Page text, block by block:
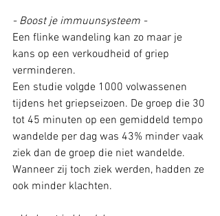
- Boost je immuunsysteem -
Een flinke wandeling kan zo maar je
kans op een verkoudheid of griep
verminderen.
Een studie volgde 1000 volwassenen
tijdens het griepseizoen. De groep die 30
tot 45 minuten op een gemiddeld tempo
wandelde per dag was 43% minder vaak
ziek dan de groep die niet wandelde.
Wanneer zij toch ziek werden, hadden ze
ook minder klachten.